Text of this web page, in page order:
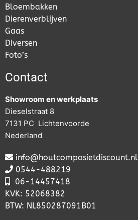
Bloembakken
Dierenverblijven
Gaas
Diversen
Foto’s
Contact
Showroom en werkplaats
Dieselstraat 8
7131 PC Lichtenvoorde
Nederland
info@houtcomposietdiscount.nl
0544-488219
06- 14457418
KVK: 52068382
BTW: NL850287091B01